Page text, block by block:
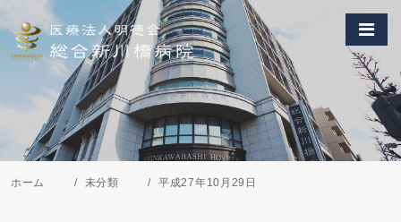
ホーム 未分類 平成27年10月29日